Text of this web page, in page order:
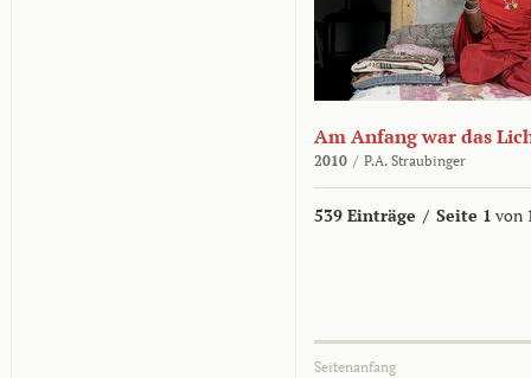
Am Anfang war das
2010 / P.A. Straubinger
539 Einträge / Seite 1 von
Seitenanfang